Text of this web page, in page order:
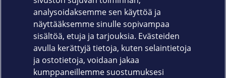
Tuotekoodi
861-1308
analysoidaksemme sen käyttöä ja
näyttääksemme sinulle sopivampaa
sisältöä, etuja ja tarjouksia. Evästeiden
avulla kerättyjä tietoja, kuten selaintietoja
ja ostotietoja, voidaan jakaa
kumppaneillemme suostumuksesi